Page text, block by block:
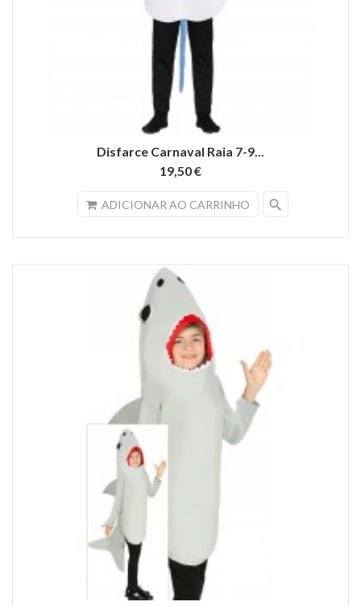
Disfarce Carnaval Raia 7-9...
19,50 €
ADICIONAR AO CARRINHO search